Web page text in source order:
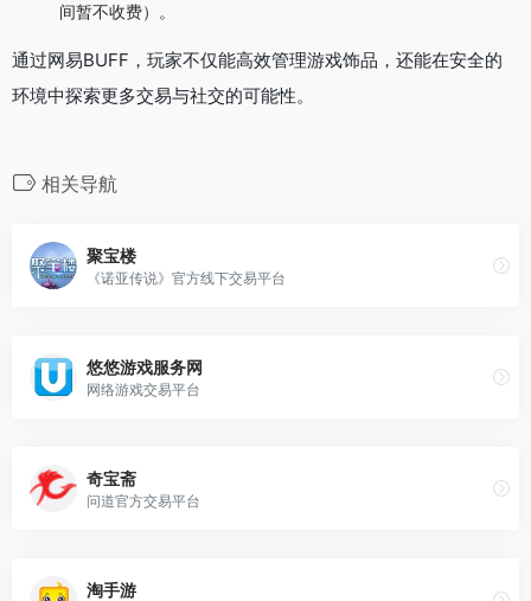
间暂不收费）。
通过网易BUFF，玩家不仅能高效管理游戏饰品，还能在安全的
环境中探索更多交易与社交的可能性。
相关导航
聚宝楼
《诺亚传说》官方线下交易平台
悠悠游戏服务网
网络游戏交易平台
奇宝斋
问道官方交易平台
淘手游